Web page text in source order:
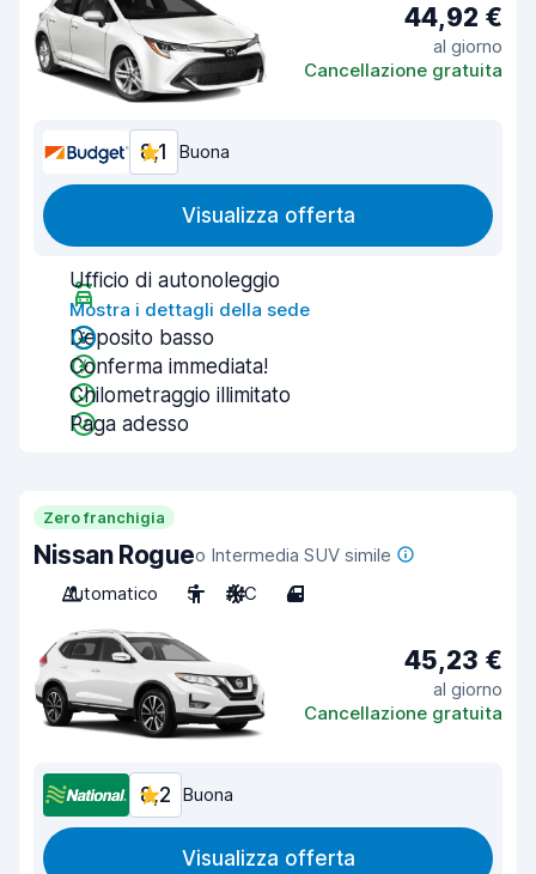
44,92 €
al giorno
Cancellazione gratuita
8,1 Buona
Visualizza offerta
Ufficio di autonoleggio
Mostra i dettagli della sede
Deposito basso
Conferma immediata!
Chilometraggio illimitato
Paga adesso
Zero franchigia
Nissan Rogueo Intermedia SUV simile
Automatico
5 A/C 4
45,23 €
al giorno
Cancellazione gratuita
8,2 Buona
Visualizza offerta